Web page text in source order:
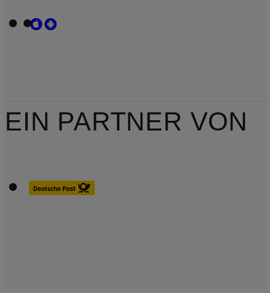
EIN PARTNER VON